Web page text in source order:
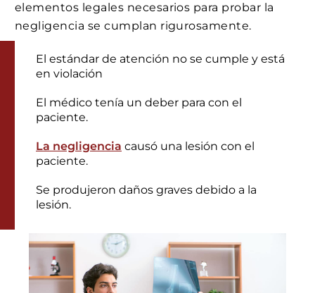
elementos legales necesarios para probar la
negligencia se cumplan rigurosamente.
El estándar de atención no se cumple y está
en violación
El médico tenía un deber para con el
paciente.
La negligencia causó una lesión con el
paciente.
Se produjeron daños graves debido a la
lesión.